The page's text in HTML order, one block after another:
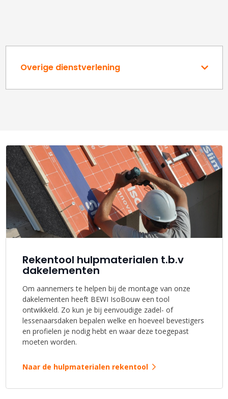
Overige dienstverlening
Rekentool hulpmaterialen t.b.v
dakelementen
Om aannemers te helpen bij de montage van onze
dakelementen heeft BEWI IsoBouw een tool
ontwikkeld. Zo kun je bij eenvoudige zadel- of
lessenaarsdaken bepalen welke en hoeveel bevestigers
en profielen je nodig hebt en waar deze toegepast
moeten worden.
Naar de hulpmaterialen rekentool